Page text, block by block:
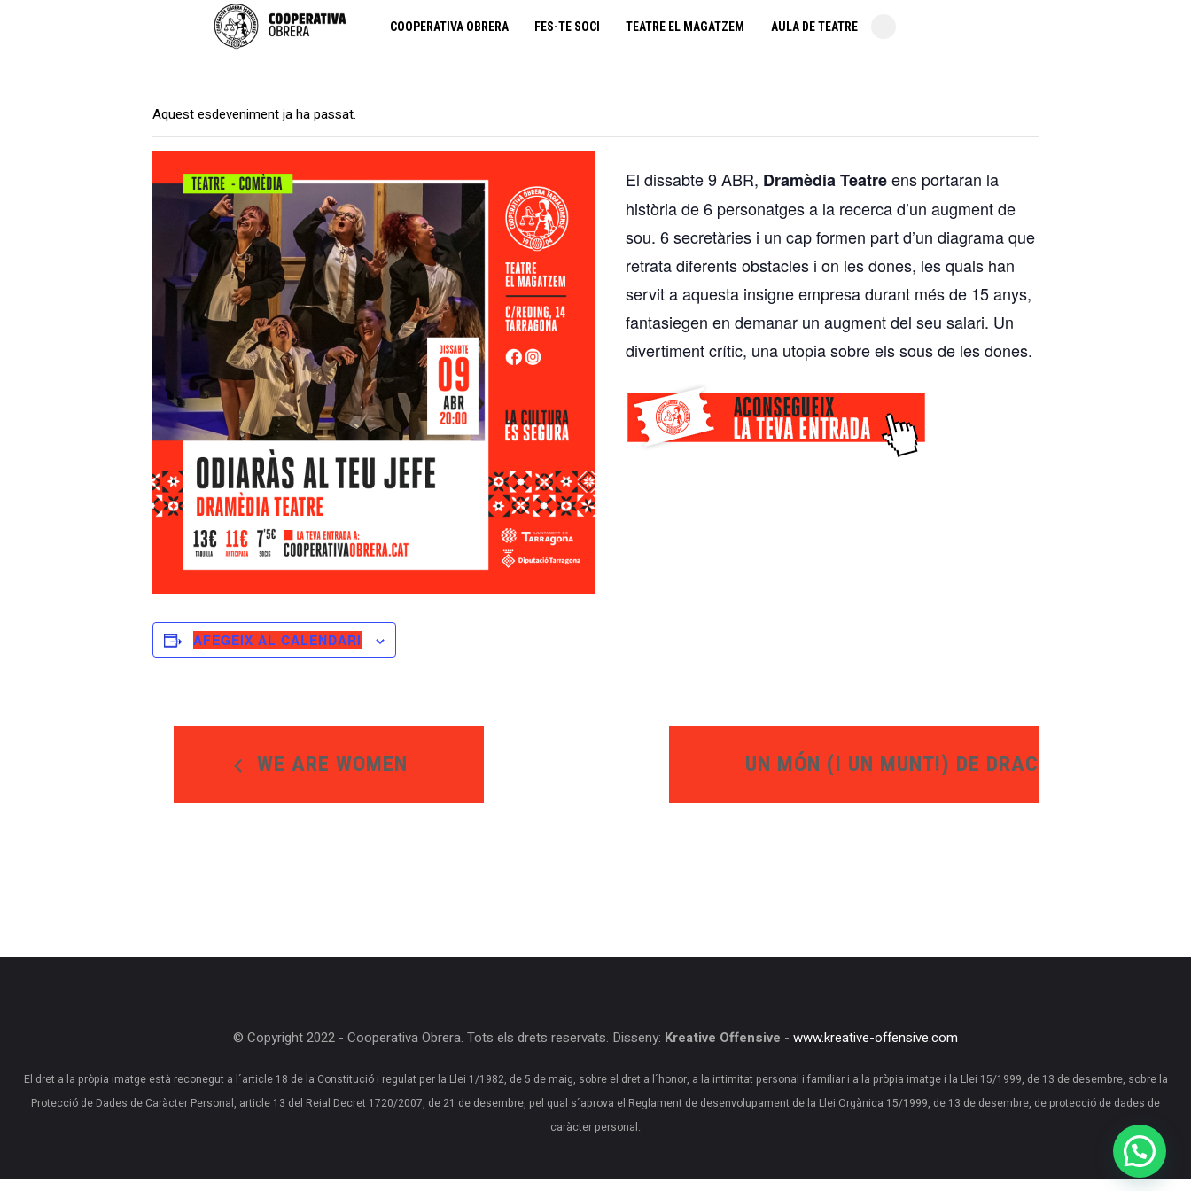
COOPERATIVA OBRERA FES-TE SOCI TEATRE EL MAGATZEM AULA DE TEATRE
cooperativa obrera
aula de teatre
territori cooperatiu
monogràfics
lloguer d’espais
Aquest esdeveniment ja ha passat.
El dissabte 9 ABR, Dramèdia Teatreens portaran la
història de 6 personatges a la recerca d’un augment de
sou. 6 secretàries i un cap formen part d’un diagrama que
retrata diferents obstacles i on les dones, les quals han
servit a aquesta insigne empresa durant més de 15 anys,
fantasiegen en demanar un augment del seu salari. Un
divertiment crític, una utopia sobre els sous de les dones.
AFEGEIX AL CALENDARI
WE ARE WOMEN UN MÓN (I UN MUNT!) DE DRACS
© Copyright 2022 - Cooperativa Obrera. Tots els drets reservats. Disseny: Kreative Offensive - www.kreative-offensive.com
El dret a la pròpia imatge està reconegut a l´article 18 de la Constitució i regulat per la Llei 1/1982, de 5 de maig, sobre el dret a l´honor, a la intimitat personal i familiar i a la pròpia imatge i la Llei 15/1999, de 13 de desembre, sobre la
Protecció de Dades de Caràcter Personal, article 13 del Reial Decret 1720/2007, de 21 de desembre, pel qual s´aprova el Reglament de desenvolupament de la Llei Orgànica 15/1999, de 13 de desembre, de protecció de dades de
caràcter personal.